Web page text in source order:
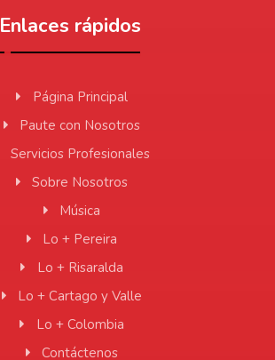
Enlaces rápidos
Página Principal
Paute con Nosotros
Servicios Profesionales
Sobre Nosotros
Música
Lo + Pereira
Lo + Risaralda
Lo + Cartago y Valle
Lo + Colombia
Contáctenos